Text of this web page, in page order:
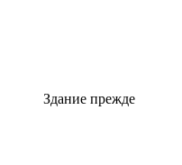
Здание прежде